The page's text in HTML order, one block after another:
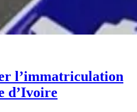
l’immatriculation
d’Ivoire